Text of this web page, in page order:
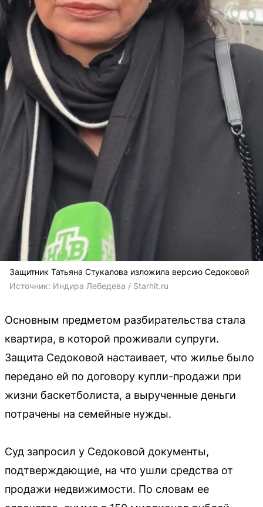
Защитник Татьяна Стукалова изложила версию Седоковой
Источник: Индира Лебедева / Starhit.ru
Основным предметом разбирательства стала
квартира, в которой проживали супруги.
Защита Седоковой настаивает, что жилье было
передано ей по договору купли-продажи при
жизни баскетболиста, а вырученные деньги
потрачены на семейные нужды.
Суд запросил у Седоковой документы,
подтверждающие, на что ушли средства от
продажи недвижимости. По словам ее